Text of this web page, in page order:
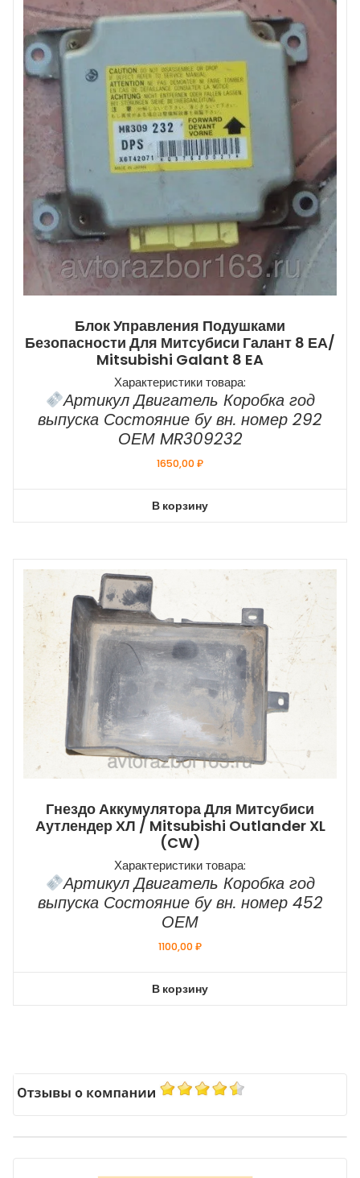
Блок Управления Подушками
Безопасности Для Митсубиси Галант 8 ЕА/
Mitsubishi Galant 8 EA
Характеристики товара:
Артикул Двигатель Коробка год
выпуска Состояние бу вн. номер 292
ОЕМ MR309232
1650,00₽
В корзину
Гнездо Аккумулятора Для Митсубиси
Аутлендер ХЛ / Mitsubishi Outlander XL
(CW)
Характеристики товара:
Артикул Двигатель Коробка год
выпуска Состояние бу вн. номер 452
ОЕМ
1100,00₽
В корзину